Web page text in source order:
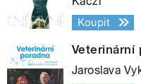
Koupit
Veterinární
Jaroslava